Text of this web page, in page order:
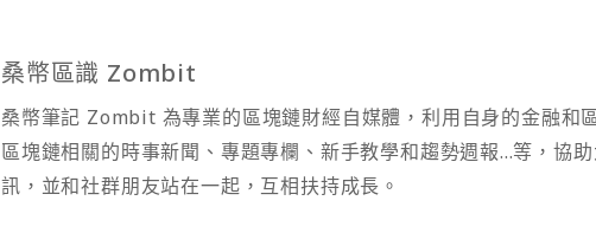
桑幣區識 Zombit
桑幣筆記 Zombit 為專業的區塊鏈財經自媒體，利用自身的金融和
區塊鏈相關的時事新聞、專題專欄、新手教學和趨勢週報...等，協
訊，並和社群朋友站在一起，互相扶持成長。